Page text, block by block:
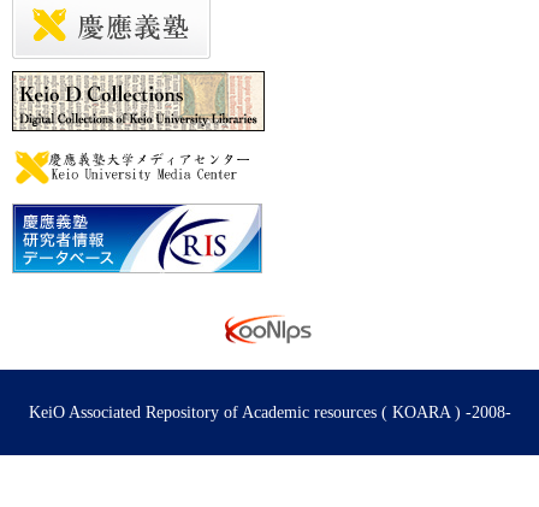
KeiO Associated Repository of Academic resources ( KOARA ) -2008-